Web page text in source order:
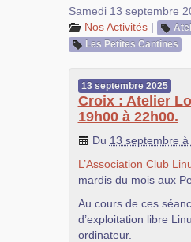
Samedi 13 septembre
Nos Activités |
Les Petites Cantines
13 septembre 2025
Croix : Atelier
19h00 à 22h00.
Du 13 septembre
L’Association Club
mardis du mois aux
Au cours de ces
d’exploitation libre
ordinateur.